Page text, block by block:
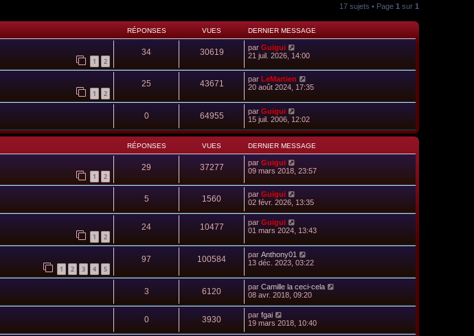
17 sujets • Page 1 sur 1
RÉPONSES VUES DERNIER MESSAGE
1 2
34 30619 par Guigui
21 juil. 2026, 14:00
1 2
25 43671 par LeMartien
20 août 2024, 17:35
0 64955 par Guigui
15 juil. 2006, 12:02
RÉPONSES VUES DERNIER MESSAGE
1 2
29 37277 par Guigui
09 mars 2018, 23:57
5 1560 par Guigui
02 févr. 2026, 13:35
1 2
24 10477 par Guigui
01 mars 2024, 13:43
1 2 3 4 5
97 100584 par Anthony01
13 déc. 2023, 03:22
3 6120 par Camille la ceci-cela
08 avr. 2018, 09:20
0 3930 par fgai
19 mars 2018, 10:40